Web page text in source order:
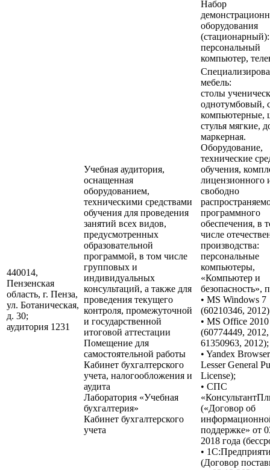
Набор
оборудования
(стационарный):
персональный
компьютер,
440014,
Пензенская
область, г. Пенза,
ул. Ботаническая,
д. 30;
аудитория 1231
Учебная аудитория,
оснащенная
оборудованием,
техническими средствами
обучения для проведения
занятий всех видов,
предусмотренных
образовательной
программой, в том числе
групповых и
индивидуальных
консультаций, а также для
проведения текущего
контроля, промежуточной
и государственной
итоговой аттестации
Помещение для
самостоятельной работы
Кабинет бухгалтерского
учета, налогообложения и
аудита
Лаборатория «Учебная
бухгалтерия»
Кабинет бухгалтерского
учета
мебель:
столы
однотумбовый,
компьютерные,
стулья мягкие,
маркерная.
Оборудование,
технические
обучения,
лицензионного
свободно
программного
обеспечения, в
числе
производства:
персональные
компьютеры,
«Компьютер и
безопасность»,
• MS Windows 7
(60210346,
• MS Office 2010
(60774449, 2012,
61350963, 2012);
• Yandex
Lesser General
License);
• СПС
(«Договор об
поддержке» от
2018 года
•
(Договор